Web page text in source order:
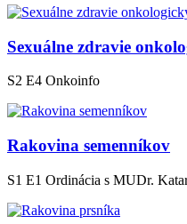
Sexuálne zdravie
S2 E4 Onkoinfo
Rakovina semenníkov
S1 E1 Ordinácia s MUDr.